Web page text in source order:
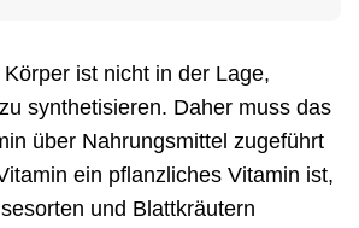
ist nicht in der Lage,
synthetisieren. Daher muss das
über Nahrungsmittel zugeführt
ein pflanzliches Vitamin ist,
und Blattkräutern